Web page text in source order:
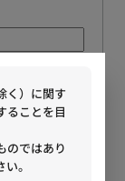
く）に関す
ることを目
のではあり
。